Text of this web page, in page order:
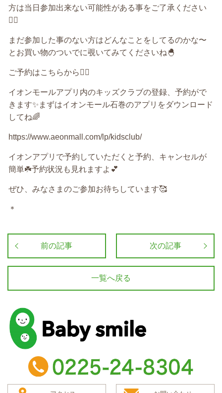
方は当日参加出来ない可能性がある事をご了承ください
🙇‍♀️
まだ参加した事のない方はどんなことをしてるのかな〜
とお買い物のついでに覗いてみてくださいね🐣
ご予約はこちらから💁‍♀️
イオンモールアプリ内のキッズクラブの登録、予約がで
きます✨まずはイオンモール石巻のアプリをダウンロード
してね🌈
https://www.aeonmall.com/lp/kidsclub/
イオンアプリで予約していただくと予約、キャンセルが
簡単☘️予約状況も見れますよ💕
ぜひ、みなさまのご参加お待ちしています🥰
＊
前の記事 次の記事
一覧へ戻る
baby smile
TEL：0225-24-8304